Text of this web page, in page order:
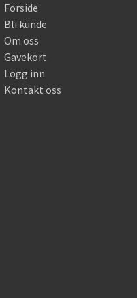
Forside
Bli kunde
Om oss
Gavekort
Logg inn
Kontakt oss